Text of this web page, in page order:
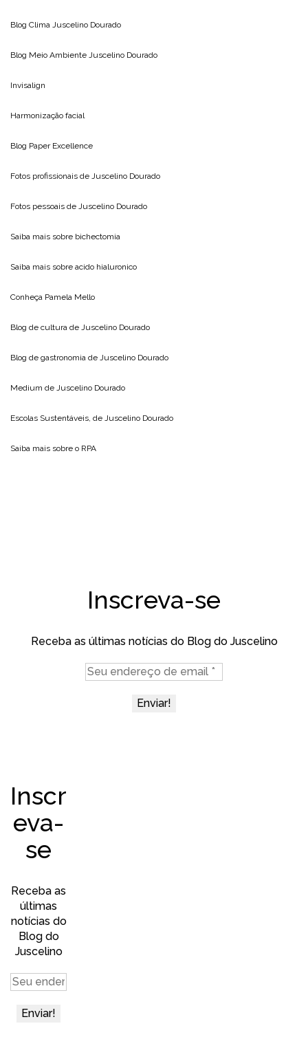
Blog Clima Juscelino Dourado
Blog Meio Ambiente Juscelino Dourado
Invisalign
Harmonização facial
Blog Paper Excellence
Fotos profissionais de Juscelino Dourado
Fotos pessoais de Juscelino Dourado
Saiba mais sobre bichectomia
Saiba mais sobre acido hialuronico
Conheça Pamela Mello
Blog de cultura de Juscelino Dourado
Blog de gastronomia de Juscelino Dourado
Medium de Juscelino Dourado
Escolas Sustentáveis, de Juscelino Dourado
Saiba mais sobre o RPA
Inscreva-se
Receba as últimas notícias do Blog do Juscelino
Inscr
eva-
se
Receba as
últimas
notícias do
Blog do
Juscelino